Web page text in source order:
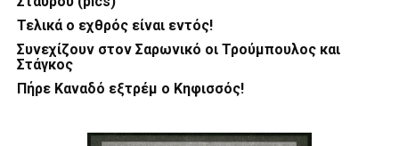
Τελικά ο εχθρός είναι εντός!
Συνεχίζουν στον Σαρωνικό οι Τρούμπουλος και
Στάγκος
Πήρε Καναδό εξτρέμ ο Κηφισσός!